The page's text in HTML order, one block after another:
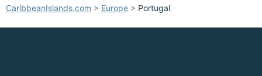
CaribbeanIslands.com > Europe > Portugal